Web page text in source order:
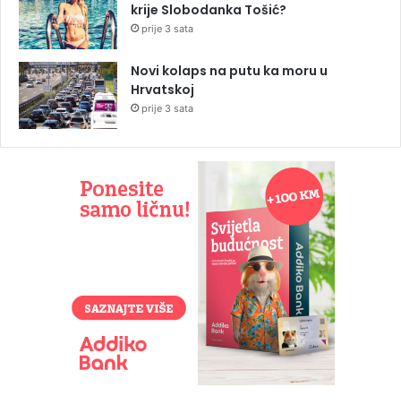
krije Slobodanka Tošić?
prije 3 sata
Novi kolaps na putu ka moru u
Hrvatskoj
prije 3 sata